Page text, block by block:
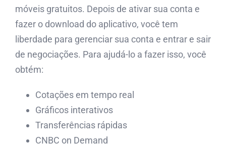
móveis gratuitos. Depois de ativar sua conta e
fazer o download do aplicativo, você tem
liberdade para gerenciar sua conta e entrar e sair
de negociações. Para ajudá-lo a fazer isso, você
obtém:
Cotações em tempo real
Gráficos interativos
Transferências rápidas
CNBC on Demand